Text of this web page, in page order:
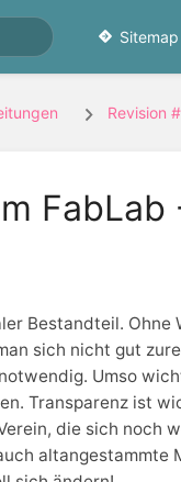
Revision
Bestandteil.
sich nicht gut
Umso
Transparenz ist
die sich noch